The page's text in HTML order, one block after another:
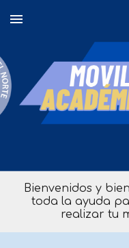
Skip to main content
Bienvenidos y
toda la ayuda
realizar tu